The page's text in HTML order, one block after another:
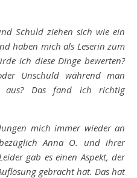
Schuld ziehen sich wie ein
haben mich als Leserin zum
ich diese Dinge bewerten?
Unschuld während man
aus? Das fand ich richtig
mich immer wieder an
Anna O. und ihrer
gab es einen Aspekt, der
gebracht hat. Das hat